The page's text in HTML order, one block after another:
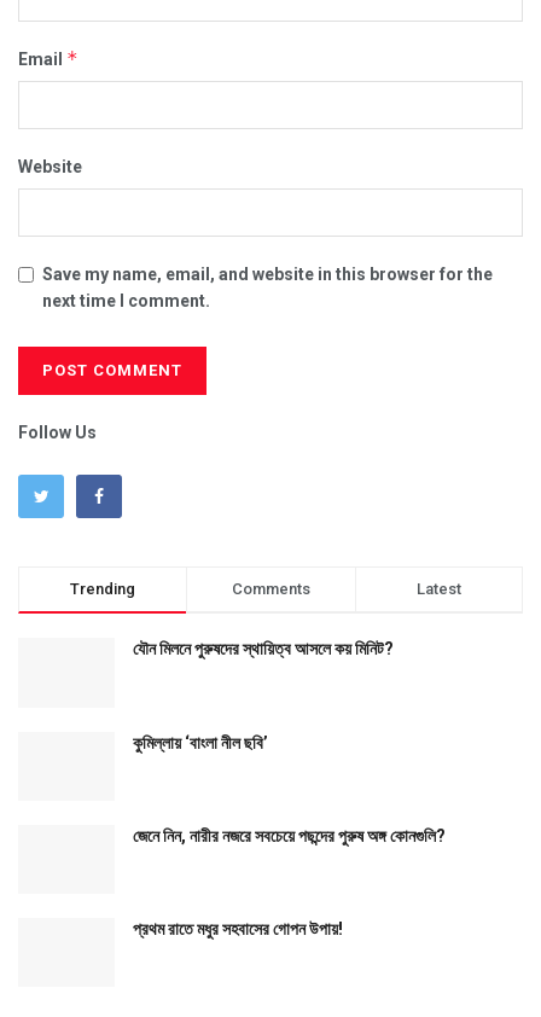
Email *
Website
Save my name, email, and website in this browser for the
next time I comment.
Follow Us
Trending Comments Latest
যৌন মিলনে পুরুষদের স্থায়িত্ব আসলে কয় মিনিট?
কুমিল্লায় ‘বাংলা নীল ছবি’
জেনে নিন, নারীর নজরে সবচেয়ে পছন্দের পুরুষ অঙ্গ কোনগুলি?
প্রথম রাতে মধুর সহবাসের গোপন উপায়!